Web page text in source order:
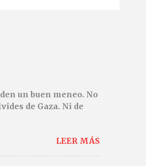
un buen meneo. No
de Gaza. Ni de
LEER MÁS